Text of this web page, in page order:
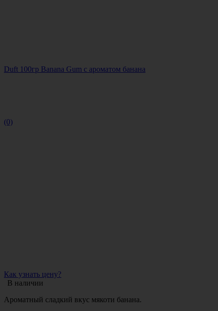
Duft 100гр Banana Gum с ароматом банана
(0)
Как узнать цену?
В наличии
Ароматный сладкий вкус мякоти банана.